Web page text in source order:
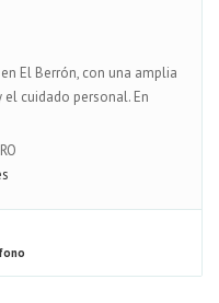
El Berrón, con una amplia
cuidado personal. En